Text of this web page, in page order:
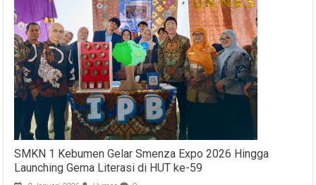
SMKN 1 Kebumen Gelar Smenza Expo 2026 Hingga
Launching Gema Literasi di HUT ke-59